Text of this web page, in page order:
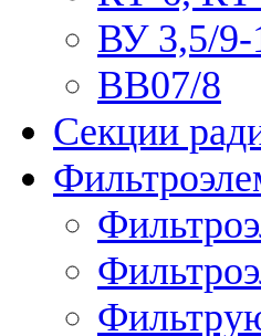
ВУ 3,5/9-
ВВ07/8
Секции